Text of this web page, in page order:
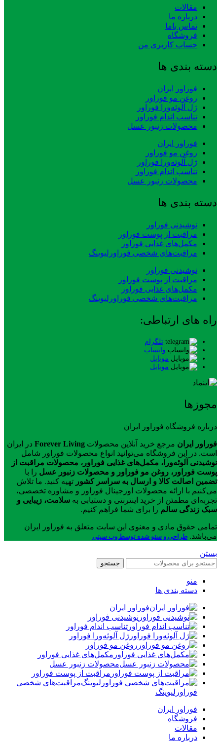
مقالات
درباره ما
تماس باما
فروشگاه
حساب کاربری من
دسته بندی ها
فوراور ایران
روغن مو فوراور
ژل آلوئه‌ورا فوراور
تناسب اندام فوراور
محصولات زنبور عسل
فوراور ایران
روغن مو فوراور
ژل آلوئه‌ورا فوراور
تناسب اندام فوراور
محصولات زنبور عسل
دسته بندی ها
نوشیدنی فوراور
مراقبت از پوست فوراور
مکمل‌های غذایی فوراور
مراقبت‌های شخصی فوراورلیوینگ
نوشیدنی فوراور
مراقبت از پوست فوراور
مکمل‌های غذایی فوراور
مراقبت‌های شخصی فوراورلیوینگ
راه های ارتباطی:
تلگرام
واتساپ
موبایل
موبایل
مجوزها
درباره فروشگاه فوراور ایران
فوراور ایران مرجع خرید آنلاین محصولات Forever Living در ایران
است. در این فروشگاه می‌توانید انواع محصولات فوراور شامل
نوشیدنی آلوئه‌ورا، مکمل‌های غذایی فوراور، محصولات مراقبت از
پوست فوراور، روغن مو فوراور و محصولات زنبور عسل را با
تضمین اصالت کالا و ارسال به سراسر کشور تهیه کنید. ما تلاش
می‌کنیم با ارائه محصولات اورجینال فوراور و مشاوره تخصصی،
تجربه‌ای مطمئن از خرید اینترنتی و دستیابی به سلامت، زیبایی و
سبک زندگی سالم را برای شما فراهم کنیم.
تمامی حقوق مادی و معنوی این سایت متعلق به فوراور ایران
می‌باشد. طراحی و سئو شده توسط وب سیتی
بستن
جستجو
منو
دسته بندی ها
فوراور ایران
نوشیدنی فوراور
تناسب اندام فوراور
ژل آلوئه‌ورا فوراور
روغن مو فوراور
مکمل‌های غذایی فوراور
محصولات زنبور عسل
مراقبت از پوست فوراور
مراقبت‌های شخصی
فوراورلیوینگ
فوراور ایران
فروشگاه
مقالات
درباره ما